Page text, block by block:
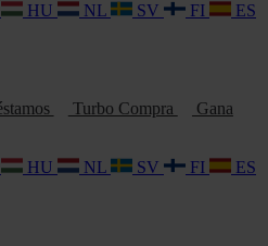
HU NL SV FI
ES
Turbo Compra
Gana
HU NL SV FI
ES